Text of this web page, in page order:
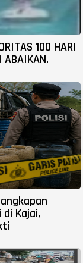
100 HARI
ABAIKAN.
Kajai,